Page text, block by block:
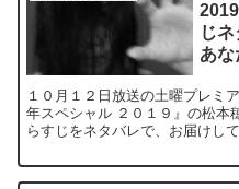
じ
あな
１０月１２日放送の土曜プレミ
年スペシャル ２０１９』の松本
らすじをネタバレで、お届けしていき